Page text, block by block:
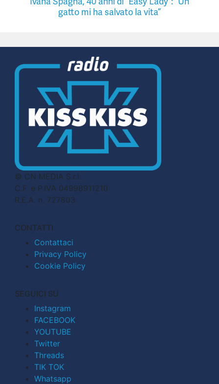
gatto mi ha salvato la vita”
© CN MEDIA S.r.l.
C.F. e P.IVA 04998911210
R.E.A. n. 727803
CONTATTI
Contattaci
Privacy Policy
Cookie Policy
SEGUICI SU
Instagram
FACEBOOK
YOUTUBE
Twitter
Threads
TIK TOK
Whatsapp